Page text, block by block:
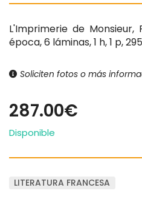
L'Imprimerie de Monsieur,
época, 6 láminas, 1 h, 1 p,
Soliciten fotos o más
287.00€
Disponible
LITERATURA FRANCESA